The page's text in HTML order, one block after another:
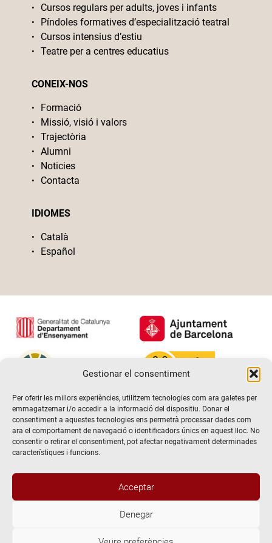
Gestionar el consentiment
Per oferir les millors experiències, utilitzem tecnologies com ara galetes per
emmagatzemar i/o accedir a la informació del dispositiu. Donar el
consentiment a aquestes tecnologies ens permetrà processar dades com
ara el comportament de navegació o identificadors únics en aquest lloc. No
consentir o retirar el consentiment, pot afectar negativament determinades
característiques i funcions.
Acceptar
Denegar
Cursos regulars per adults, joves i infants
Píndoles formatives d’especialització teatral
Cursos intensius d’estiu
Teatre per a centres educatius
CONEIX-NOS
Formació
Missió, visió i valors
Trajectòria
Alumni
Noticies
Contacta
IDIOMES
Català
Español
@2026 Escola de teatre El Timbal. Tots els drets reservats